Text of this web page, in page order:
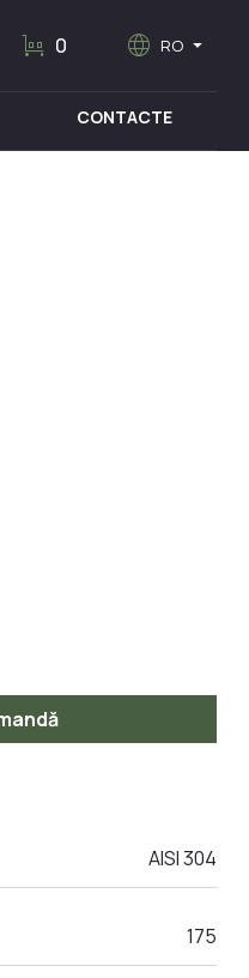
trolley 0 language RO arrow_drop_down
CONTACTE
AISI 304
175